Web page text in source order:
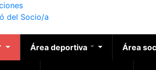
del Socio/a
Área deportiva Área